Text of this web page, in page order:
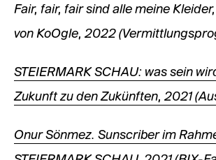
Fair, fair, fair sind alle meine
von KoOgle, 2022
STEIERMARK SCHAU: was sein
Zukunft zu den Zukünften, 2021
Onur Sönmez. Sunscriber im